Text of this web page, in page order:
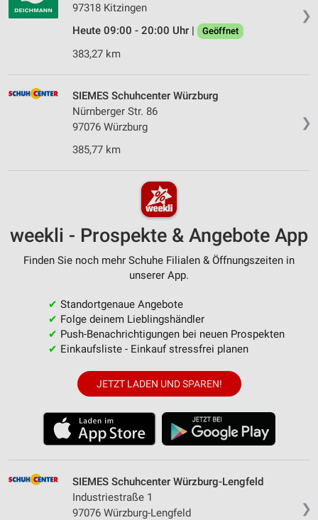
❯
97318 Kitzingen
Heute 09:00 - 20:00 Uhr |
Geöffnet
383,27 km
❯
SIEMES Schuhcenter Würzburg
Nürnberger Str. 86
97076 Würzburg
385,77 km
weekli - Prospekte & Angebote App
Finden Sie noch mehr Schuhe Filialen & Öffnungszeiten in
unserer App.
✔ Standortgenaue Angebote
✔ Folge deinem Lieblingshändler
✔ Push-Benachrichtigungen bei neuen Prospekten
✔ Einkaufsliste - Einkauf stressfrei planen
JETZT LADEN UND SPAREN!
❯
SIEMES Schuhcenter Würzburg-Lengfeld
Industriestraße 1
97076 Würzburg-Lengfeld